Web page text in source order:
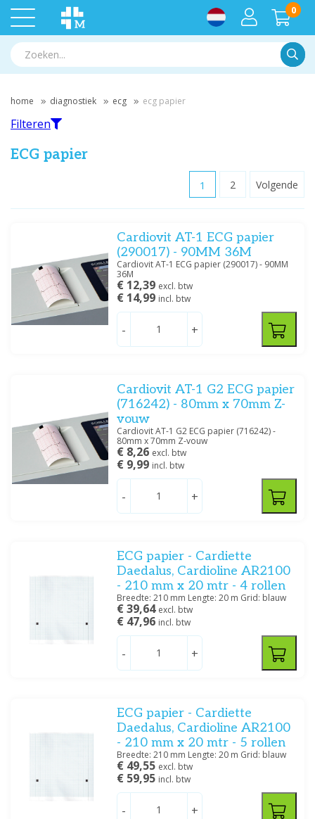
0
home diagnostiek ecg ecg papier
Cardioline(2)
Contec(1)
Medische Vakhandel(6)
Mindray(2)
Schiller(3)
Filteren
Filteren
ECG papier
1 2 Volgende
Cardiovit AT-1 ECG papier
(290017) - 90MM 36M
Cardiovit AT-1 ECG papier (290017) - 90MM
36M
€ 12,39 excl. btw
€ 14,99 incl. btw
- +
Cardiovit AT-1 G2 ECG papier
(716242) - 80mm x 70mm Z-
vouw
Cardiovit AT-1 G2 ECG papier (716242) -
80mm x 70mm Z-vouw
€ 8,26 excl. btw
€ 9,99 incl. btw
- +
ECG papier - Cardiette
Daedalus, Cardioline AR2100
- 210 mm x 20 mtr - 4 rollen
Breedte: 210 mm Lengte: 20 m Grid: blauw
€ 39,64 excl. btw
€ 47,96 incl. btw
- +
ECG papier - Cardiette
Daedalus, Cardioline AR2100
- 210 mm x 20 mtr - 5 rollen
Breedte: 210 mm Lengte: 20 m Grid: blauw
€ 49,55 excl. btw
€ 59,95 incl. btw
- +